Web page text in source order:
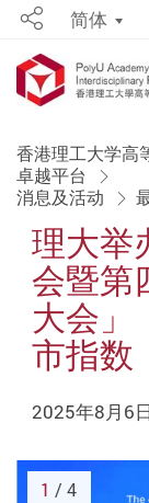
Share简体
香港理工大学高
卓越平台
消息及活动
理大举
会暨第
大会
市指数
2025年8月6日
1 / 4